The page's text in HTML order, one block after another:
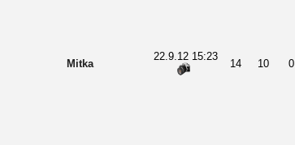
Mitka
22.9.12 15:23
14 10 0